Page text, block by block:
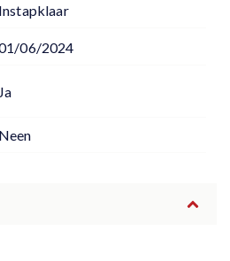
Instapklaar
06/2024
Ja
Neen